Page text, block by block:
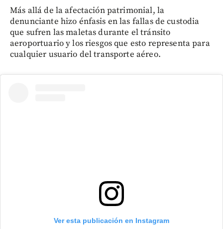
Más allá de la afectación patrimonial, la
denunciante hizo énfasis en las fallas de custodia
que sufren las maletas durante el tránsito
aeroportuario y los riesgos que esto representa para
cualquier usuario del transporte aéreo.
Ver esta publicación en Instagram